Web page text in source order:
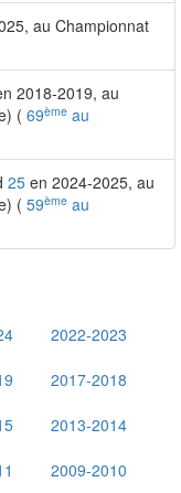
au Championnat
2018-2019, au
( 69ème au
25 en 2024-2025, au
( 59ème au
2022-2023
2017-2018
2013-2014
2009-2010